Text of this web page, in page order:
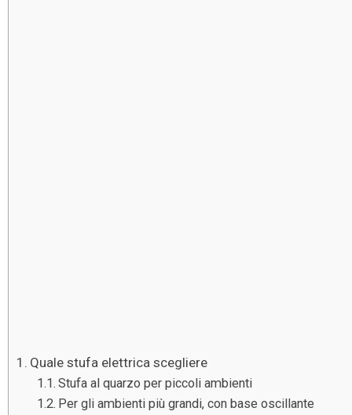
Quale stufa elettrica scegliere
Stufa al quarzo per piccoli ambienti
Per gli ambienti più grandi, con base oscillante